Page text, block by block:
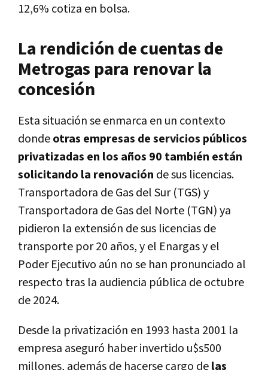
12,6% cotiza en bolsa.
La rendición de cuentas de
Metrogas para renovar la
concesión
Esta situación se enmarca en un contexto
dondeotras empresas de servicios públicos
privatizadas en los años 90 también están
solicitando la renovación de sus licencias.
Transportadora de Gas del Sur (TGS) y
Transportadora de Gas del Norte (TGN) ya
pidieron la extensión de sus licencias de
transporte por 20 años, y el Enargas y el
Poder Ejecutivo aún no se han pronunciado al
respecto tras la audiencia pública de octubre
de 2024.
Desde la privatización en 1993 hasta 2001 la
empresa aseguró haber invertido u$s500
millones, además de hacerse cargo delas